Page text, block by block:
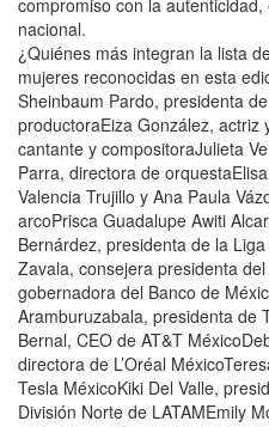
nacional.
¿Quiénes más integran la lista
mujeres reconocidas en esta
Sheinbaum Pardo, presidenta
productoraEiza González,
cantante y compositoraJulieta
Parra, directora de
Valencia Trujillo y Ana Paula
arcoPrisca Guadalupe Awiti
Bernárdez, presidenta de la
Zavala, consejera presidenta
gobernadora del Banco de
Aramburuzabala, presidenta de
Bernal, CEO de AT&T
directora de L’Oréal
Tesla MéxicoKiki Del Valle,
División Norte de LATAMEmily